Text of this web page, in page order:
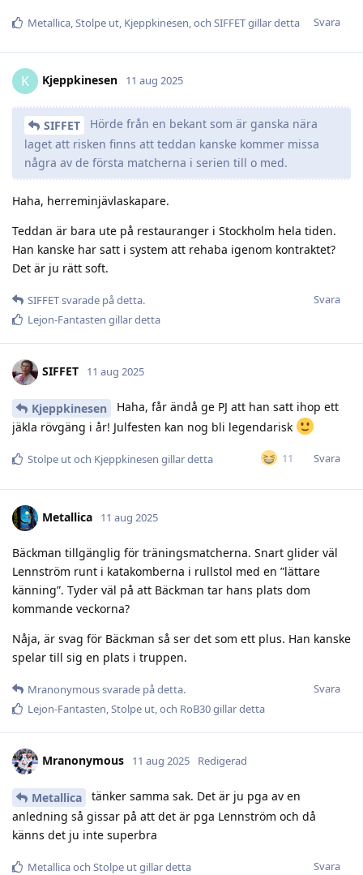
Svara
Metallica,Stolpe ut, Kjeppkinesen, och SIFFETgillar detta
K Kjeppkinesen 11 aug 2025
SIFFET
Hörde från en bekant som är ganska nära
laget att risken finns att teddan kanske kommer missa
några av de första matcherna i serien till o med.
Haha, herreminjävlaskapare.
Teddan är bara ute på restauranger i Stockholm hela tiden.
Han kanske har satt i system att rehaba igenom kontraktet?
Det är ju rätt soft.
Svara
SIFFETsvarade på detta.
Lejon-Fantasten gillar detta
SIFFET 11 aug 2025
Kjeppkinesen
Haha, får ändå ge PJ att han satt ihop ett
jäkla rövgäng i år! Julfesten kan nog bli legendarisk
11 Svara
Stolpe utoch Kjeppkinesen gillar detta
Metallica 11 aug 2025
Bäckman tillgänglig för träningsmatcherna. Snart glider väl
Lennström runt i katakomberna i rullstol med en ”lättare
känning”. Tyder väl på att Bäckman tar hans plats dom
kommande veckorna?
Nåja, är svag för Bäckman så ser det som ett plus. Han kanske
spelar till sig en plats i truppen.
Svara
Mranonymoussvarade på detta.
Lejon-Fantasten,Stolpe ut, och RoB30gillar detta
Mranonymous 11 aug 2025 Redigerad
Metallica
tänker samma sak. Det är ju pga av en
anledning så gissar på att det är pga Lennström och då
känns det ju inte superbra
Svara
Metallicaoch Stolpe utgillar detta